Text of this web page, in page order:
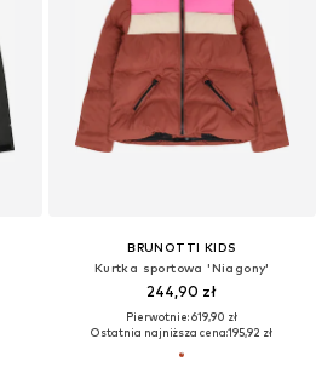
BRUNOTTI KIDS
Kurtka sportowa 'Niagony'
244,90 zł
Pierwotnie: 619,90 zł
Ostatnia najniższa cena:195,92 zł